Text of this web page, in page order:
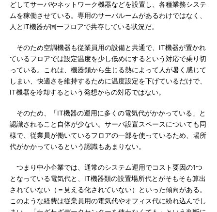
どしてサーバやネットワーク機器などを設置し、各種業務システ
ムを稼働させている。専用のサーバルームがあるわけではなく、
人とIT機器が同一フロアで共存している状況だ。
そのため空調機器も従業員用の設備と共通で、IT機器が置かれ
ているフロアでは設定温度を少し低めにするという対応で乗り切
っている。これは、機器類から生じる熱によって人が暑く感じて
しまい、快適さを維持するために温度設定を下げているだけで、
IT機器を冷却するという発想からの対応ではない。
そのため、「IT機器の運用に多くの電気代がかかっている」と
認識されること自体が少ない。サーバ設置スペースについても同
様で、従業員が働いているフロアの一部を使っているため、場所
代がかかっているという認識もあまりない。
つまり中小企業では、通常のシステム運用でコスト要因の1つ
となっている電気代と、IT機器類の設置場所代とがそもそも算出
されていない（＝見える化されていない）といった傾向がある。
このような経費は従業員用の電気代やオフィス代に紛れ込んでし